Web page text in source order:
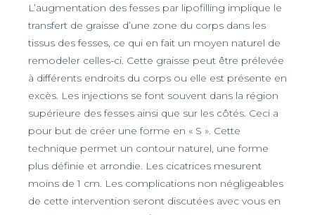
L’augmentation des fesses par lipofilling implique le
transfert de graisse d’une zone du corps dans les
tissus des fesses, ce qui en fait un moyen naturel de
remodeler celles-ci. Cette graisse peut être prélevée
à différents endroits du corps ou elle est présente en
excès. Les injections se font souvent dans la région
supérieure des fesses ainsi que sur les côtés. Ceci a
pour but de créer une forme en « S ». Cette
technique permet un contour naturel, une forme
plus définie et arrondie. Les cicatrices mesurent
moins de 1 cm. Les complications non négligeables
de cette intervention seront discutées avec vous en